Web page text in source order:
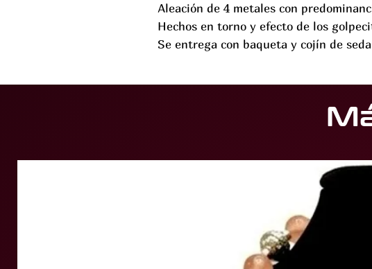
Aleación de 4 metales con
Hechos en torno y efecto de los
Se entrega con baqueta y cojín de